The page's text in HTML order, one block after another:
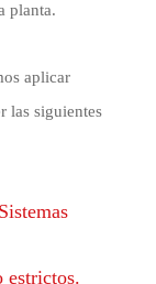
planta.
aplicar
las siguientes
estrictos.